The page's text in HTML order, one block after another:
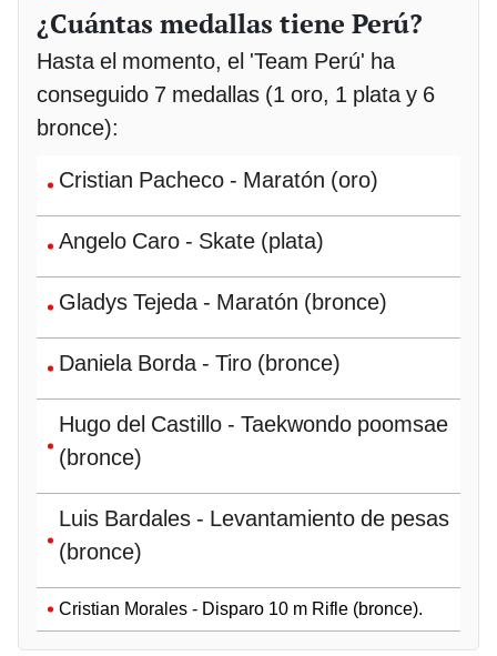
¿Cuántas medallas tiene Perú?
Hasta el momento, el 'Team Perú' ha
conseguido 7 medallas (1 oro, 1 plata y 6
bronce):
Cristian Pacheco - Maratón (oro)
Angelo Caro - Skate (plata)
Gladys Tejeda - Maratón (bronce)
Daniela Borda - Tiro (bronce)
Hugo del Castillo - Taekwondo poomsae
(bronce)
Luis Bardales - Levantamiento de pesas
(bronce)
Cristian Morales - Disparo 10 m Rifle (bronce).